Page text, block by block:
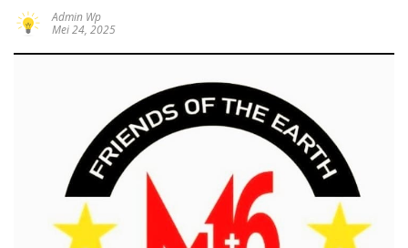
Admin Wp
Mei 24, 2025